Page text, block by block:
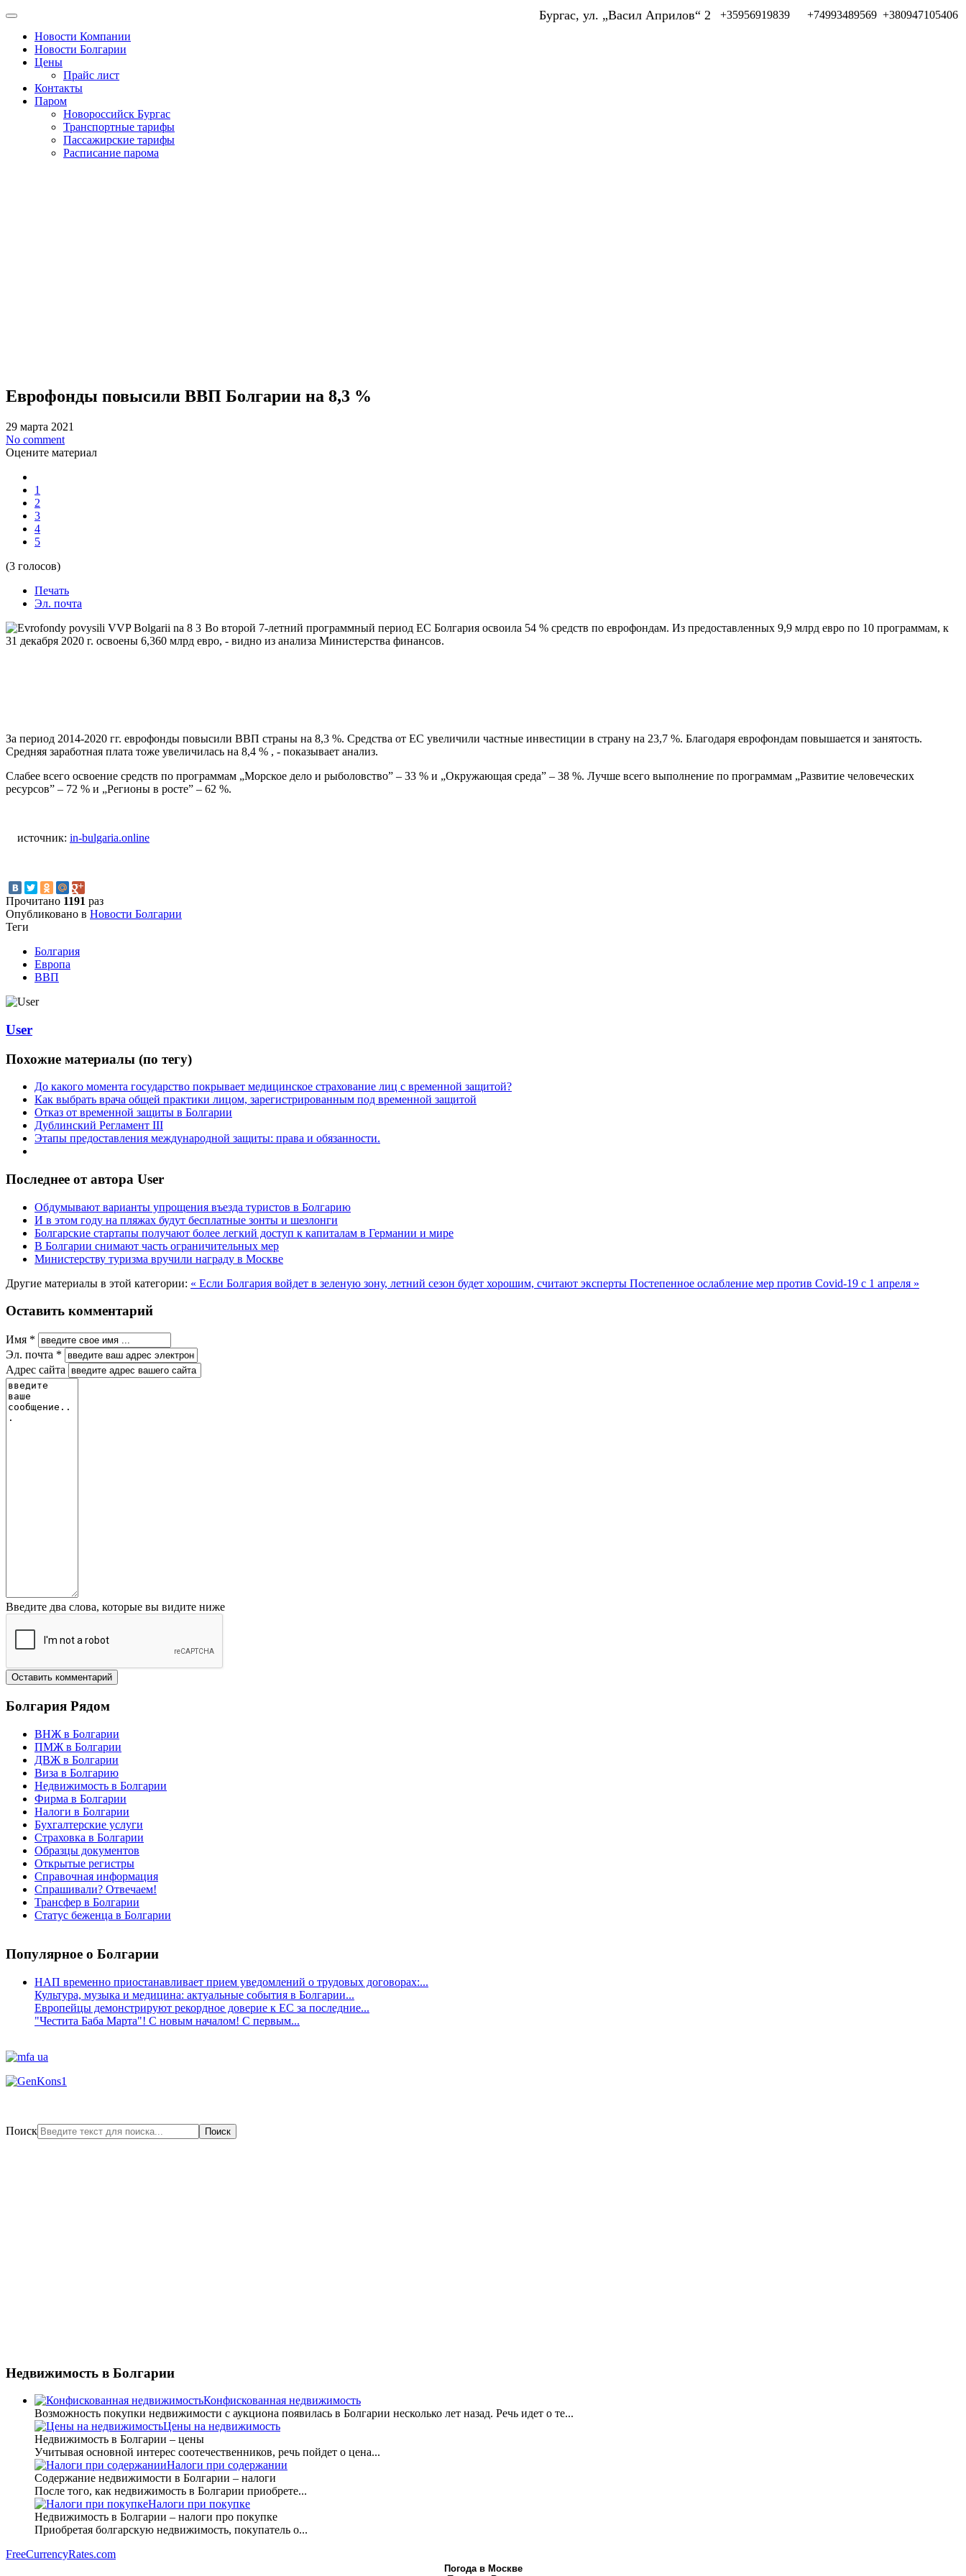
Бургас, ул. „Васил Априлов“ 2 +35956919839 +74993489569 +380947105406
Новости Компании
Новости Болгарии
Цены
Прайс лист
Контакты
Паром
Новороссийск Бургас
Транспортные тарифы
Пассажирские тарифы
Расписание парома
Еврофонды повысили ВВП Болгарии на 8,3 %
29 марта 2021
No comment
Оцените материал
1
2
3
4
5
(3 голосов)
Печать
Эл. почта
Во второй 7-летний программный период ЕС Болгария освоила 54 % средств по еврофондам. Из предоставленных 9,9 млрд евро по 10 программам, к
31 декабря 2020 г. освоены 6,360 млрд евро, - видно из анализа Министерства финансов.
За период 2014-2020 гг. еврофонды повысили ВВП страны на 8,3 %. Средства от ЕС увеличили частные инвестиции в страну на 23,7 %. Благодаря еврофондам повышается и занятость.
Средняя заработная плата тоже увеличилась на 8,4 % , - показывает анализ.
Слабее всего освоение средств по программам „Морское дело и рыболовство” – 33 % и „Окружающая среда” – 38 %. Лучше всего выполнение по программам „Развитие человеческих
ресурсов” – 72 % и „Регионы в росте” – 62 %.
источник: in-bulgaria.online
Прочитано 1191 раз
Опубликовано в Новости Болгарии
Теги
Болгария
Европа
ВВП
User
Похожие материалы (по тегу)
До какого момента государство покрывает медицинское страхование лиц с временной защитой?
Как выбрать врача общей практики лицом, зарегистрированным под временной защитой
Отказ от временной защиты в Болгарии
Дублинский Регламент III
Этапы предоставления международной защиты: права и обязанности.
Последнее от автора User
Обдумывают варианты упрощения въезда туристов в Болгарию
И в этом году на пляжах будут бесплатные зонты и шезлонги
Болгарские стартапы получают более легкий доступ к капиталам в Германии и мире
В Болгарии снимают часть ограничительных мер
Министерству туризма вручили награду в Москве
Другие материалы в этой категории: « Если Болгария войдет в зеленую зону, летний сезон будет хорошим, считают эксперты Постепенное ослабление мер против Covid-19 с 1 апреля »
Оставить комментарий
Имя *
Эл. почта *
Адрес сайта
Введите два слова, которые вы видите ниже
Болгария Рядом
ВНЖ в Болгарии
ПМЖ в Болгарии
ДВЖ в Болгарии
Виза в Болгарию
Недвижимость в Болгарии
Фирма в Болгарии
Налоги в Болгарии
Бухгалтерские услуги
Страховка в Болгарии
Образцы документов
Открытые регистры
Справочная информация
Спрашивали? Отвечаем!
Трансфер в Болгарии
Статус беженца в Болгарии
Популярное о Болгарии
НАП временно приостанавливает прием уведомлений о трудовых договорах:...
Культура, музыка и медицина: актуальные события в Болгарии...
Европейцы демонстрируют рекордное доверие к ЕС за последние...
"Честита Баба Марта"! С новым началом! С первым...
Поиск Поиск
Недвижимость в Болгарии
Конфискованная недвижимость
Возможность покупки недвижимости с аукциона появилась в Болгарии несколько лет назад. Речь идет о те...
Цены на недвижимость
Недвижимость в Болгарии – цены
Учитывая основной интерес соотечественников, речь пойдет о цена...
Налоги при содержании
Содержание недвижимости в Болгарии – налоги
После того, как недвижимость в Болгарии приобрете...
Налоги при покупке
Недвижимость в Болгарии – налоги про покупке
Приобретая болгарскую недвижимость, покупатель о...
FreeCurrencyRates.com
Погода в Москве